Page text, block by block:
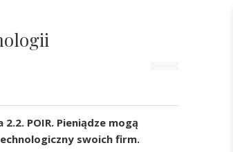
POIR. Pieniądze mogą
swoich firm.